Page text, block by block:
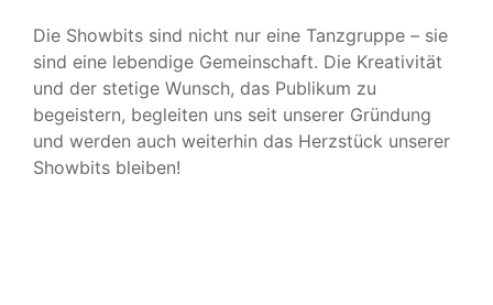
Die Showbits sind nicht nur eine Tanzgruppe – sie
sind eine lebendige Gemeinschaft. Die Kreativität
und der stetige Wunsch, das Publikum zu
begeistern, begleiten uns seit unserer Gründung
und werden auch weiterhin das Herzstück unserer
Showbits bleiben!